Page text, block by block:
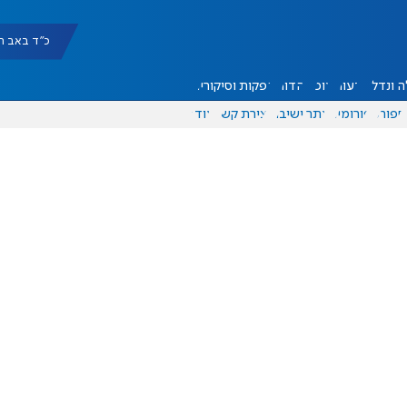
כ"ד באב תשפ"ו
ונדל"ן דעות אוכל יהדות הפקות וסיקורים
ספורט פורומים אתר ישיבה יצירת קשר עוד